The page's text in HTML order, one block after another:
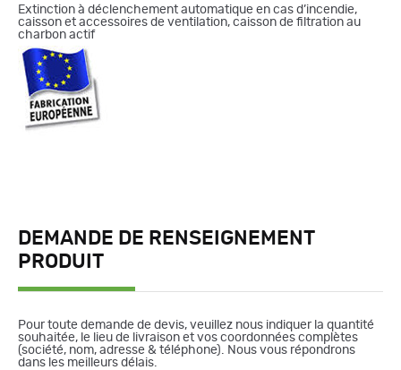
Extinction à déclenchement automatique en cas d’incendie,
caisson et accessoires de ventilation, caisson de filtration au
charbon actif
DEMANDE DE RENSEIGNEMENT
PRODUIT
Pour toute demande de devis, veuillez nous indiquer la quantité
souhaitée, le lieu de livraison et vos coordonnées complètes
(société, nom, adresse & téléphone). Nous vous répondrons
dans les meilleurs délais.